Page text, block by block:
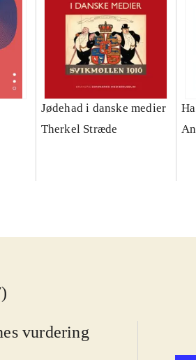
Jødehad i danske medier
Therkel Stræde
vurdering